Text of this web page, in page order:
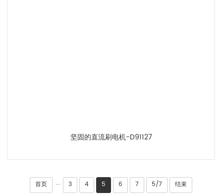
坚固的直流刷电机-D91127
首页 ··· 3 4 5 6 7 5/7 结束